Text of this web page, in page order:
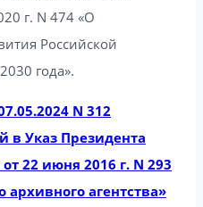
г. N 474 «О
Российской
года».
N 312
в Указ Президента
22 июня 2016 г. N 293
агентства»